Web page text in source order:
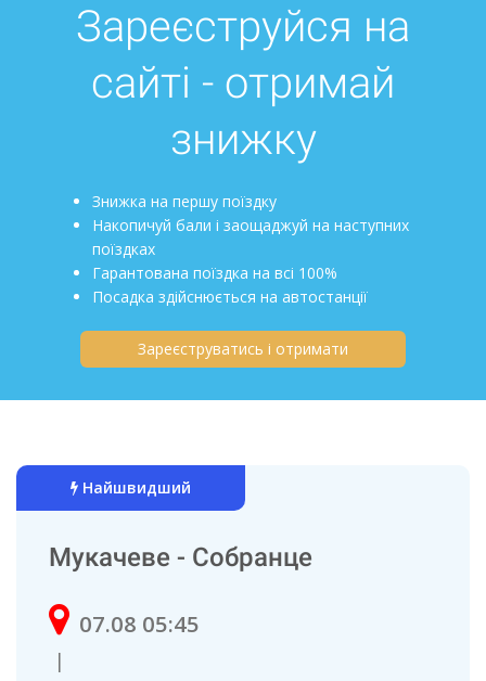
Зареєструйся на
сайті - отримай
знижку
Знижка на першу поїздку
Накопичуй бали і заощаджуй на наступних
поїздках
Гарантована поїздка на всі 100%
Посадка здійснюється на автостанції
Зареєструватись і отримати
Найшвидший
Мукачеве - Собранце
07.08 05:45
|